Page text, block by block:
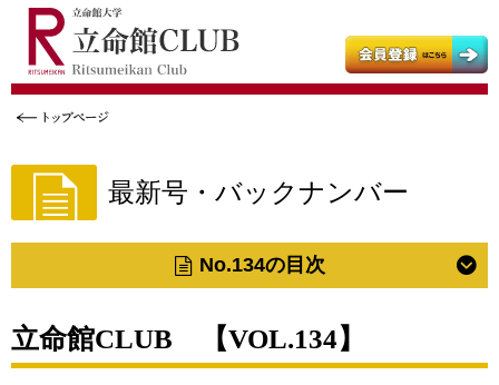
立命館大学 立命館大学父母教育後援会
最新号・バックナンバー
No.134の目次
立命館CLUB 【VOL.134】